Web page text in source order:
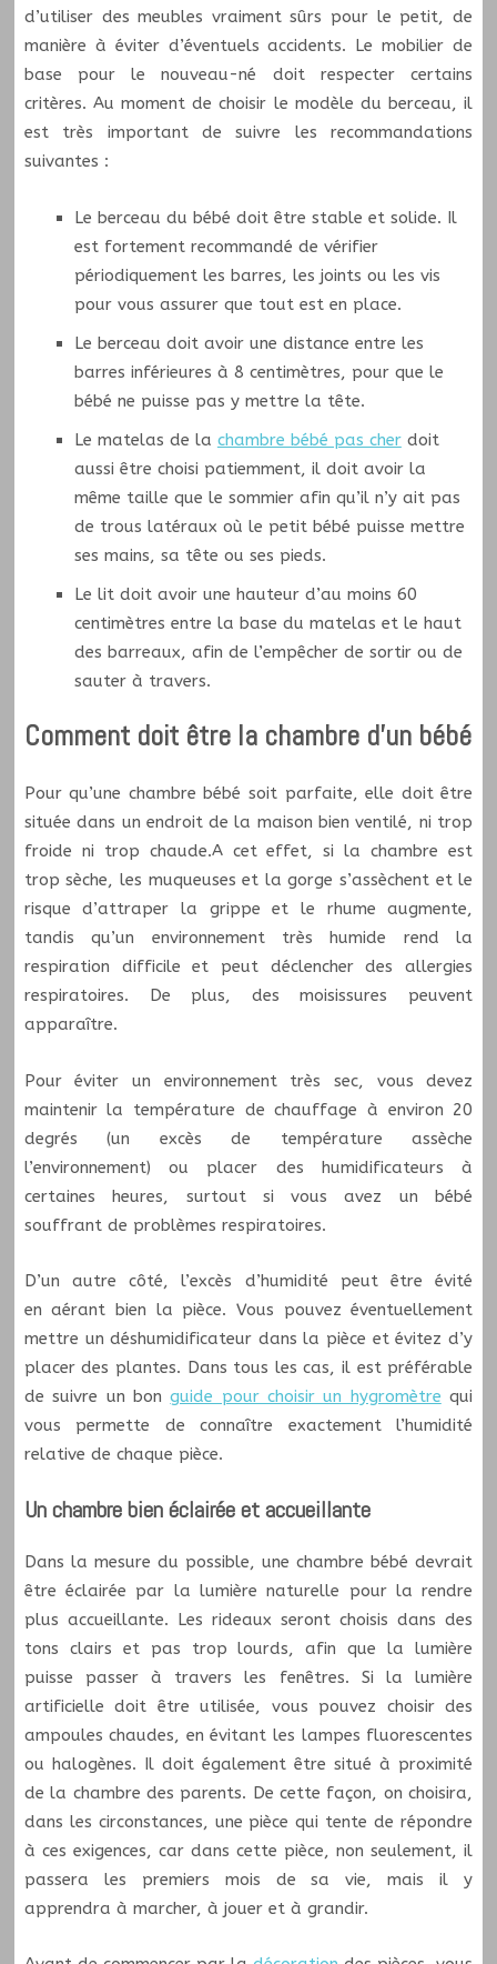
d’utiliser des meubles vraiment sûrs pour le petit, de
manière à éviter d’éventuels accidents. Le mobilier de
base pour le nouveau-né doit respecter certains
critères. Au moment de choisir le modèle du berceau, il
est très important de suivre les recommandations
suivantes :
Le berceau du bébé doit être stable et solide. Il
est fortement recommandé de vérifier
périodiquement les barres, les joints ou les vis
pour vous assurer que tout est en place.
Le berceau doit avoir une distance entre les
barres inférieures à 8 centimètres, pour que le
bébé ne puisse pas y mettre la tête.
Le matelas de la chambre bébé pas cherdoit
aussi être choisi patiemment, il doit avoir la
même taille que le sommier afin qu’il n’y ait pas
de trous latéraux où le petit bébé puisse mettre
ses mains, sa tête ou ses pieds.
Le lit doit avoir une hauteur d’au moins 60
centimètres entre la base du matelas et le haut
des barreaux, afin de l’empêcher de sortir ou de
sauter à travers.
Comment doit être la chambre d’un bébé
Pour qu’une chambre bébé soit parfaite, elle doit être
située dans un endroit de la maison bien ventilé, ni trop
froide ni trop chaude.A cet effet, si la chambre est
trop sèche, les muqueuses et la gorge s’assèchent et le
risque d’attraper la grippe et le rhume augmente,
tandis qu’un environnement très humide rend la
respiration difficile et peut déclencher des allergies
respiratoires. De plus, des moisissures peuvent
apparaître.
Pour éviter un environnement très sec, vous devez
maintenir la température de chauffage à environ 20
degrés (un excès de température assèche
l’environnement) ou placer des humidificateurs à
certaines heures, surtout si vous avez un bébé
souffrant de problèmes respiratoires.
D’un autre côté, l’excès d’humidité peut être évité
en aérant bien la pièce. Vous pouvez éventuellement
mettre un déshumidificateur dans la pièce et évitez d’y
placer des plantes. Dans tous les cas, il est préférable
de suivre un bonguide pour choisir un hygromètre qui
vous permette de connaître exactement l’humidité
relative de chaque pièce.
Un chambre bien éclairée et accueillante
Dans la mesure du possible, une chambre bébé devrait
être éclairée par la lumière naturelle pour la rendre
plus accueillante. Les rideaux seront choisis dans des
tons clairs et pas trop lourds, afin que la lumière
puisse passer à travers les fenêtres. Si la lumière
artificielle doit être utilisée, vous pouvez choisir des
ampoules chaudes, en évitant les lampes fluorescentes
ou halogènes. Il doit également être situé à proximité
de la chambre des parents. De cette façon, on choisira,
dans les circonstances, une pièce qui tente de répondre
à ces exigences, car dans cette pièce, non seulement, il
passera les premiers mois de sa vie, mais il y
apprendra à marcher, à jouer et à grandir.